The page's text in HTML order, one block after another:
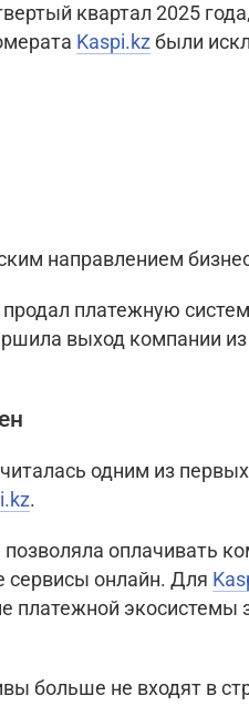
квартал 2025
Kaspi.kz были
направлением
продал платежную
выход компании из
одним из
.
оплачивать
сервисы онлайн. Для
платежной экосистемы
больше не входят в